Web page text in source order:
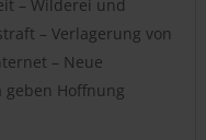
– Wilderei und
– Verlagerung von
– Neue
geben Hoffnung